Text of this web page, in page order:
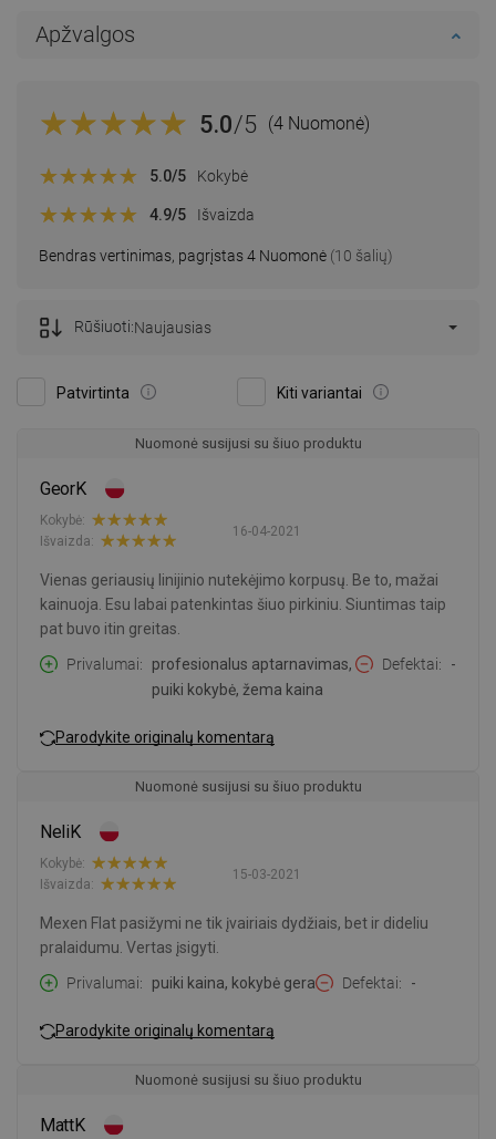
Apžvalgos
5.0/5 (4 Nuomonė)
Bendras vertinimas, pagrįstas 4 Nuomonė (10 šalių)
5.0/5 Kokybė
4.9/5 Išvaizda
Patvirtinta Kiti variantai
Rūšiuoti:Naujausias
Nuomonė susijusi su šiuo produktu
GeorK
16-04-2021
Kokybė:
Išvaizda:
Vienas geriausių linijinio nutekėjimo korpusų. Be to, mažai
kainuoja. Esu labai patenkintas šiuo pirkiniu. Siuntimas taip
pat buvo itin greitas.
Privalumai
profesionalus aptarnavimas,
puiki kokybė, žema kaina
Defektai -
Parodykite originalų komentarą
Nuomonė susijusi su šiuo produktu
NeliK
15-03-2021
Kokybė:
Išvaizda:
Mexen Flat pasižymi ne tik įvairiais dydžiais, bet ir dideliu
pralaidumu. Vertas įsigyti.
Privalumai
puiki kaina, kokybė gera Defektai -
Parodykite originalų komentarą
Nuomonė susijusi su šiuo produktu
MattK